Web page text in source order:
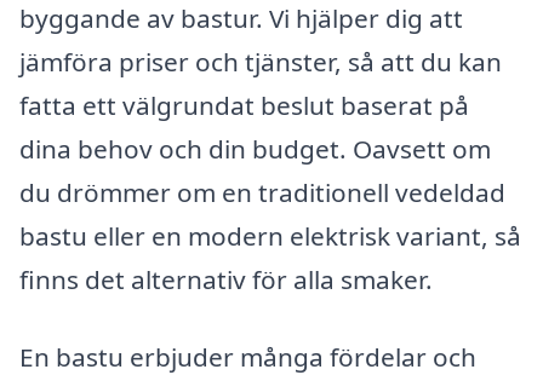
byggande av bastur. Vi hjälper dig att
jämföra priser och tjänster, så att du kan
fatta ett välgrundat beslut baserat på
dina behov och din budget. Oavsett om
du drömmer om en traditionell vedeldad
bastu eller en modern elektrisk variant, så
finns det alternativ för alla smaker.
En bastu erbjuder många fördelar och